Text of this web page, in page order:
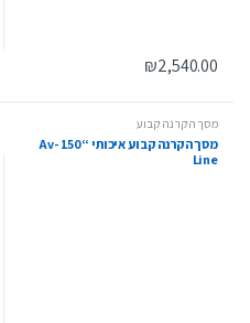
₪2,540.00
מסך הקרנה קבוע
מסך הקרנה קבוע איכותי “150 Av-
Line